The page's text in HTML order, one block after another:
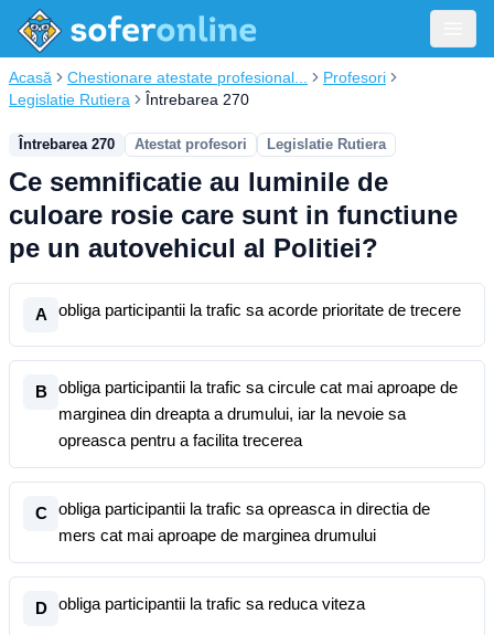
Acasă Chestionare atestate profesional...
Profesori
Legislatie Rutiera
Întrebarea 270
Întrebarea 270 Atestat profesori Legislatie Rutiera
Ce semnificatie au luminile de
culoare rosie care sunt in functiune
pe un autovehicul al Politiei?
A obliga participantii la trafic sa acorde prioritate de trecere
B
obliga participantii la trafic sa circule cat mai aproape de
marginea din dreapta a drumului, iar la nevoie sa
opreasca pentru a facilita trecerea
C
obliga participantii la trafic sa opreasca in directia de
mers cat mai aproape de marginea drumului
D obliga participantii la trafic sa reduca viteza